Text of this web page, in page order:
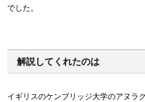
でした。
解説してくれたのは
イギリスのケンブリッジ大学のアヌラ